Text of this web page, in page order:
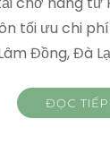
tối ưu chi
Đồng, Đà
ĐỌC TIẾP